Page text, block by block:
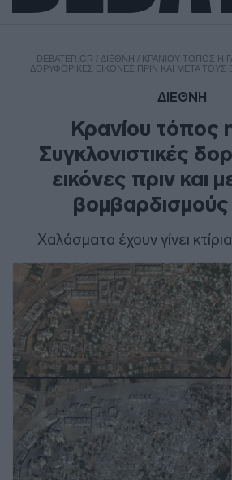
DEBATER.GR / ΔΙΕΘΝΗ / ΚΡΑΝΊΟΥ ΤΌΠΟΣ Η
ΔΟΡΥΦΟΡΙΚΈΣ ΕΙΚΌΝΕΣ ΠΡΙΝ ΚΑΙ ΜΕΤΆ ΤΟΥΣ
ΔΙΕΘΝΗ
Κρανίου τόπος
Συγκλονιστικές
εικόνες πριν και
Χαλάσματα έχουν γίνει